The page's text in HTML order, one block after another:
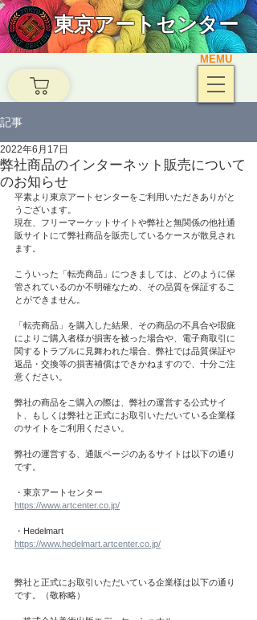
東京アートセンター
MEMU
記事
弊社商品のインターネット販売について
のお知らせ
2022年6月17日
平素より東京アートセンターをご利用いただきありがと
うございます。
現在、フリーマーケットサイトや弊社と無関係の他社通
販サイトにて弊社商品を販売しているケースが散見され
ます。
こういった「転売商品」につきましては、どのように保
管されているのか不明確なため、その品質を保証するこ
とができません。
「転売商品」を購入した結果、その商品の不具合や瑕疵
によりご購入者様が損害を被った場合や、電子商取引に
関するトラブルに見舞われた場合、弊社では品質保証や
返品・交換等の損害補償はできかねますので、十分ご注
意ください。
弊社の商品をご購入の際は、弊社の運営する公式サイ
ト、もしくは弊社と正式にお取引いただいている企業様
のサイトをご利用ください。
弊社の運営する、通販ページのあるサイトは以下の通り
です。
・東京アートセンター
https://www.artcenter.co.jp/
・Hedelmart
https://www.hedelmart.artcenter.co.jp/
弊社と正式にお取引いただいている企業様は以下の通り
です。（敬称略）